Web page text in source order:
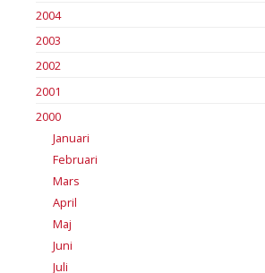
2004
2003
2002
2001
2000
Januari
Februari
Mars
April
Maj
Juni
Juli